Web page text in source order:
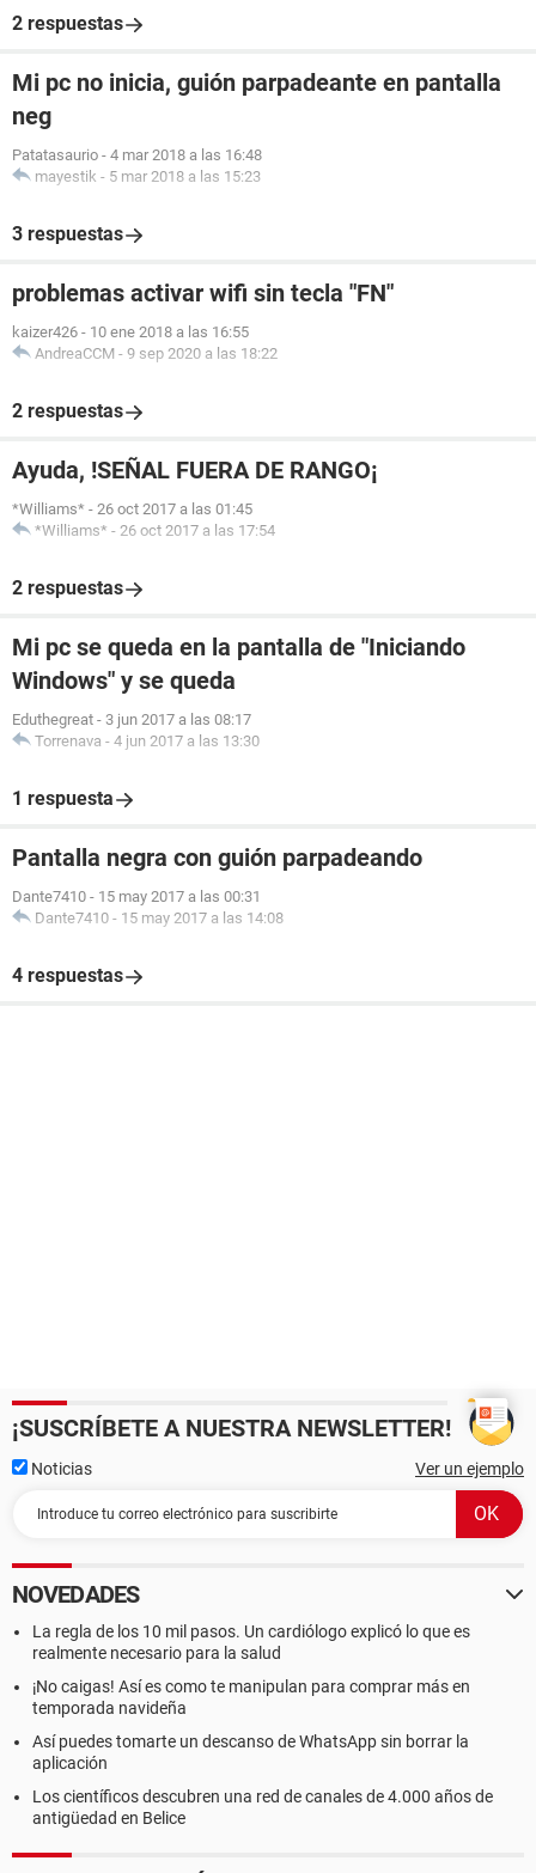
2 respuestas
Mi pc no inicia, guión parpadeante en pantalla
neg
Patatasaurio - 4 mar 2018 a las 16:48
mayestik - 5 mar 2018 a las 15:23
3 respuestas
problemas activar wifi sin tecla "FN"
kaizer426 - 10 ene 2018 a las 16:55
AndreaCCM - 9 sep 2020 a las 18:22
2 respuestas
Ayuda, !SEÑAL FUERA DE RANGO¡
*Williams* - 26 oct 2017 a las 01:45
*Williams* - 26 oct 2017 a las 17:54
2 respuestas
Mi pc se queda en la pantalla de "Iniciando
Windows" y se queda
Eduthegreat - 3 jun 2017 a las 08:17
Torrenava - 4 jun 2017 a las 13:30
1 respuesta
Pantalla negra con guión parpadeando
Dante7410 - 15 may 2017 a las 00:31
Dante7410 - 15 may 2017 a las 14:08
4 respuestas
¡SUSCRÍBETE A NUESTRA NEWSLETTER!
Noticias Ver un ejemplo
NOVEDADES
La regla de los 10 mil pasos. Un cardiólogo explicó lo que es
realmente necesario para la salud
¡No caigas! Así es como te manipulan para comprar más en
temporada navideña
Así puedes tomarte un descanso de WhatsApp sin borrar la
aplicación
Los científicos descubren una red de canales de 4.000 años de
antigüedad en Belice